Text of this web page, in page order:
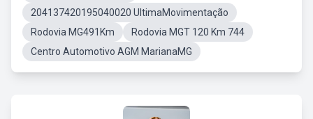
204137420195040020 UltimaMovimentação
Rodovia MG491Km
Rodovia MGT 120 Km 744
Centro Automotivo AGM MarianaMG